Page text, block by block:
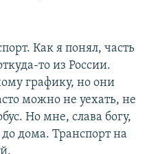
Как я понял, часть
то из России.
графику, но они
можно не уехать, не
Но мне, слава богу,
до дома. Транспорт на